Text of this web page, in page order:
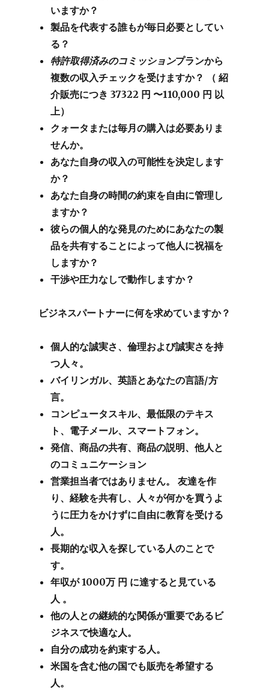
いますか？
製品を代表する誰もが毎日必要としてい
る？
特許取得済みのコミッションプランから
複数の収入チェックを受けますか？
（ 紹
介販売につき 37322 円 〜110,000 円 以
上）
クォータまたは毎月の購入は必要ありま
せんか。
あなた自身の収入の可能性を決定します
か？
あなた自身の時間の約束を自由に管理し
ますか？
彼らの個人的な発見のためにあなたの製
品を共有することによって他人に祝福を
しますか？
干渉や圧力なしで動作しますか？
ビジネスパートナーに何を求めていますか？
個人的な誠実さ、倫理および誠実さを持
つ人々。
バイリンガル、英語とあなたの言語/方
言。
コンピュータスキル、最低限のテキス
ト、電子メール、スマートフォン。
発信、商品の共有、商品の説明、他人と
のコミュニケーション
営業担当者ではありません。
友達を作
り、経験を共有し、人々が何かを買うよ
うに圧力をかけずに自由に教育を受ける
人。
長期的な収入を探している人のことで
す。
年収が 1000万 円 に達すると見ている
人 。
他の人との継続的な関係が重要であるビ
ジネスで快適な人。
自分の成功を約束する人。
米国を含む他の国でも販売を希望する
人。